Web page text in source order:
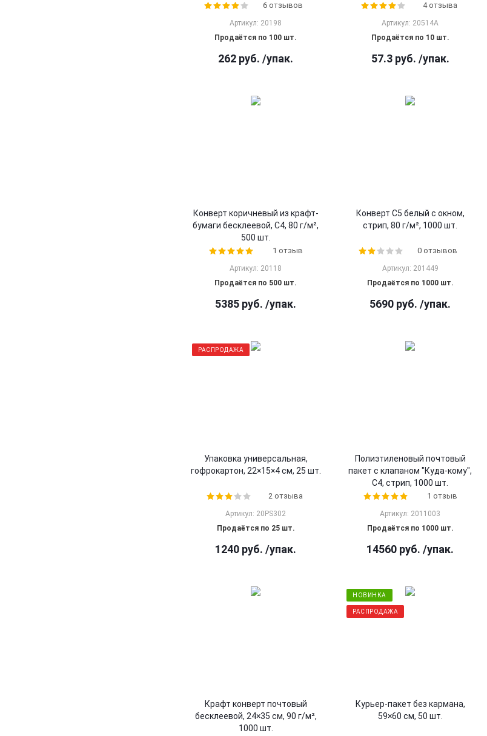
6 отзывов
Артикул: 20198
Продаётся по 100 шт.
262 руб. /упак.
4 отзыва
Артикул: 20514A
Продаётся по 10 шт.
57.3 руб. /упак.
Конверт коричневый из крафт-
бумаги бесклеевой, С4, 80 г/м²,
500 шт.
1 отзыв
Артикул: 20118
Продаётся по 500 шт.
5385 руб. /упак.
Конверт С5 белый с окном,
стрип, 80 г/м², 1000 шт.
0 отзывов
Артикул: 201449
Продаётся по 1000 шт.
5690 руб. /упак.
РАСПРОДАЖА
Упаковка универсальная,
гофрокартон, 22×15×4 см, 25 шт.
2 отзыва
Артикул: 20PS302
Продаётся по 25 шт.
1240 руб. /упак.
Полиэтиленовый почтовый
пакет с клапаном "Куда-кому",
C4, стрип, 1000 шт.
1 отзыв
Артикул: 2011003
Продаётся по 1000 шт.
14560 руб. /упак.
Крафт конверт почтовый
бесклеевой, 24×35 см, 90 г/м²,
1000 шт.
НОВИНКА
РАСПРОДАЖА
Курьер-пакет без кармана,
59×60 см, 50 шт.